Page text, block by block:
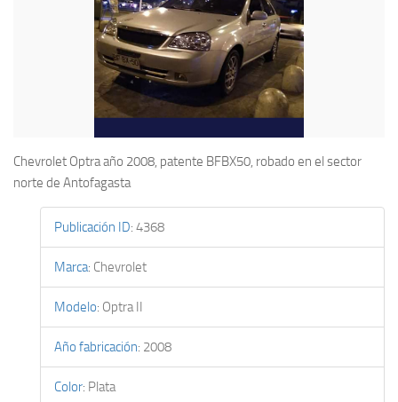
Chevrolet Optra año 2008, patente BFBX50, robado en el sector
norte de Antofagasta
Publicación ID: 4368
Marca: Chevrolet
Modelo: Optra II
Año fabricación: 2008
Color: Plata